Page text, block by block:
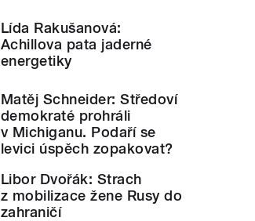
Lída Rakušanová:
Achillova pata jaderné
energetiky
Matěj Schneider: Středoví
demokraté prohráli
v Michiganu. Podaří se
levici úspěch zopakovat?
Libor Dvořák: Strach
z mobilizace žene Rusy do
zahraničí